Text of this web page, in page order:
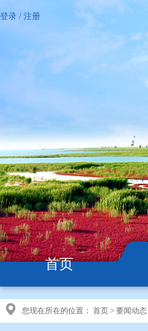
登录 / 注册
首页
您现在所在的位置： 首页 > 要闻动态